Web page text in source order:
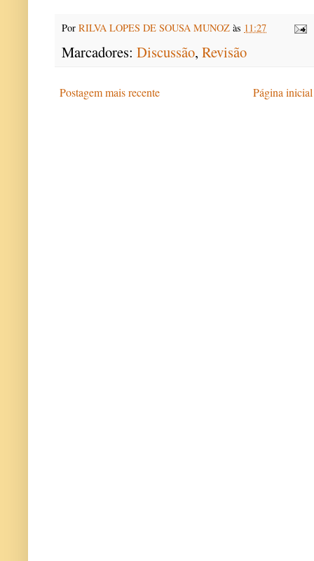
Por RILVA LOPES DE SOUSA MUNOZ às 11:27
Marcadores: Discussão, Revisão
Postagem mais recente Página inicial